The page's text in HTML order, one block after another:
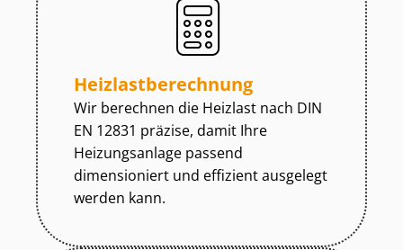
Heiz­last­be­rech­nung
Wir berechnen die Heizlast nach DIN
EN 12831 präzise, damit Ihre
Heizungsanlage passend
dimensioniert und effizient ausgelegt
werden kann.